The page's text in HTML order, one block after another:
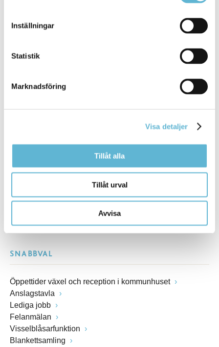
Inställningar
Statistik
Marknadsföring
Visa detaljer
Tillåt alla
Tillåt urval
Avvisa
E-post
kommunstyrelsen@bromolla.se
Webbadress
Växel: 0456-82 20 00
Org.nr: 212000-0894
SNABBVAL
Öppettider växel och reception i kommunhuset
Anslagstavla
Lediga jobb
Felanmälan
Visselblåsarfunktion
Blankettsamling